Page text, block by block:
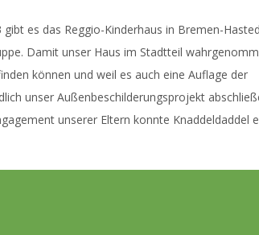
es das Reggio-Kinderhaus in Bremen-
Damit unser Haus im Stadtteil
können und weil es auch eine Auflage der
unser Außenbeschilderungsprojekt
unserer Eltern konnte Knaddeldaddel